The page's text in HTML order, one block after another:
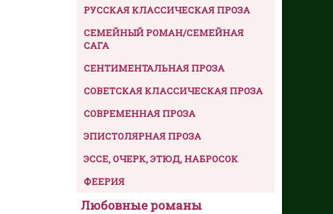
РУССКАЯ КЛАССИЧЕСКАЯ ПРОЗА
СЕМЕЙНЫЙ РОМАН/СЕМЕЙНАЯ
САГА
СЕНТИМЕНТАЛЬНАЯ ПРОЗА
СОВЕТСКАЯ КЛАССИЧЕСКАЯ ПРОЗА
СОВРЕМЕННАЯ ПРОЗА
ЭПИСТОЛЯРНАЯ ПРОЗА
ЭССЕ, ОЧЕРК, ЭТЮД, НАБРОСОК
ФЕЕРИЯ
Любовные романы